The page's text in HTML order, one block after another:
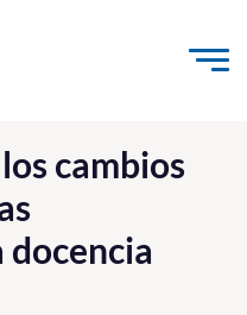
cambios
docencia